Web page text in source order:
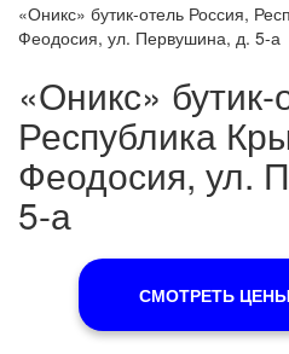
«Оникс» бутик-отель Россия,
Феодосия, ул. Первушина, д. 5-а
«Оникс»
Республика
Феодосия, ул.
5-а
СМОТРЕТЬ